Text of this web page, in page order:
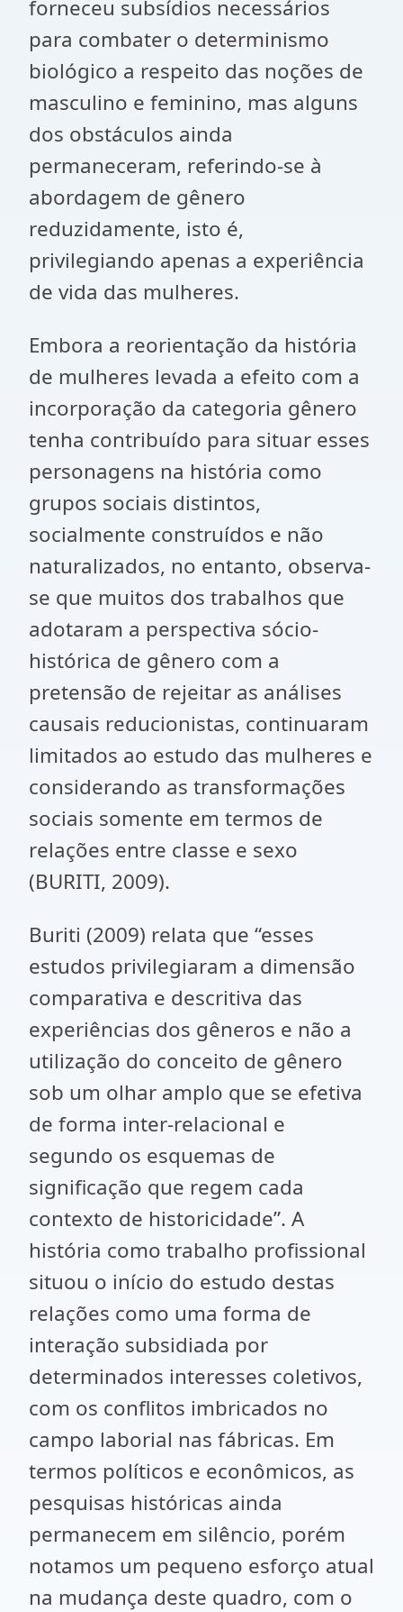
forneceu subsídios necessários
para combater o determinismo
biológico a respeito das noções de
masculino e feminino, mas alguns
dos obstáculos ainda
permaneceram, referindo-se à
abordagem de gênero
reduzidamente, isto é,
privilegiando apenas a experiência
de vida das mulheres.
Embora a reorientação da história
de mulheres levada a efeito com a
incorporação da categoria gênero
tenha contribuído para situar esses
personagens na história como
grupos sociais distintos,
socialmente construídos e não
naturalizados, no entanto, observa-
se que muitos dos trabalhos que
adotaram a perspectiva sócio-
histórica de gênero com a
pretensão de rejeitar as análises
causais reducionistas, continuaram
limitados ao estudo das mulheres e
considerando as transformações
sociais somente em termos de
relações entre classe e sexo
(BURITI, 2009).
Buriti (2009) relata que “esses
estudos privilegiaram a dimensão
comparativa e descritiva das
experiências dos gêneros e não a
utilização do conceito de gênero
sob um olhar amplo que se efetiva
de forma inter-relacional e
segundo os esquemas de
significação que regem cada
contexto de historicidade”. A
história como trabalho profissional
situou o início do estudo destas
relações como uma forma de
interação subsidiada por
determinados interesses coletivos,
com os conflitos imbricados no
campo laborial nas fábricas. Em
termos políticos e econômicos, as
pesquisas históricas ainda
permanecem em silêncio, porém
notamos um pequeno esforço atual
na mudança deste quadro, com o